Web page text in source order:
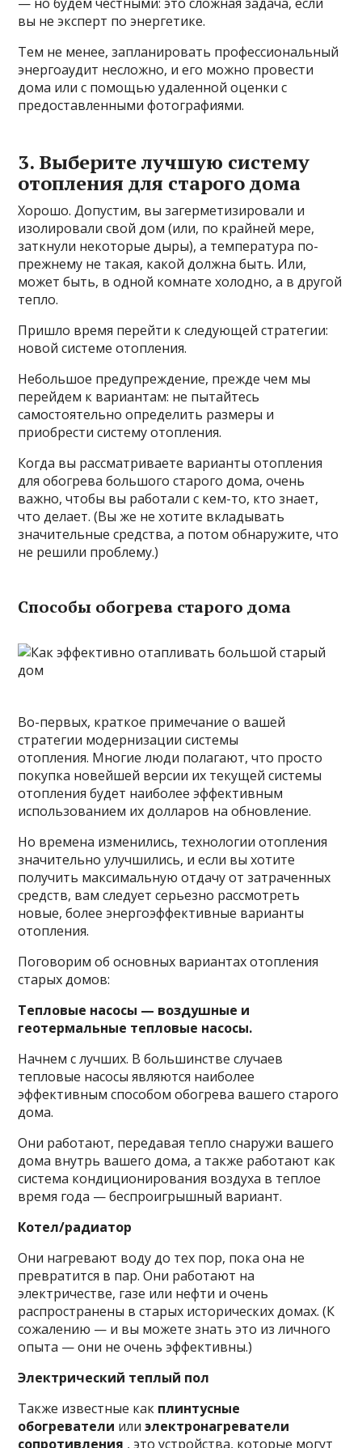
вы не эксперт по энергетике.
Тем не менее, запланировать профессиональный
энергоаудит несложно, и его можно провести
дома или с помощью удаленной оценки с
предоставленными фотографиями.
3. Выберите лучшую систему
отопления для старого дома
Хорошо. Допустим, вы загерметизировали и
изолировали свой дом (или, по крайней мере,
заткнули некоторые дыры), а температура по-
прежнему не такая, какой должна быть. Или,
может быть, в одной комнате холодно, а в другой
тепло.
Пришло время перейти к следующей стратегии:
новой системе отопления.
Небольшое предупреждение, прежде чем мы
перейдем к вариантам: не пытайтесь
самостоятельно определить размеры и
приобрести систему отопления.
Когда вы рассматриваете варианты отопления
для обогрева большого старого дома, очень
важно, чтобы вы работали с кем-то, кто знает,
что делает. (Вы же не хотите вкладывать
значительные средства, а потом обнаружите, что
не решили проблему.)
Способы обогрева старого дома
Во-первых, краткое примечание о вашей
стратегии модернизации системы
отопления. Многие люди полагают, что просто
покупка новейшей версии их текущей системы
отопления будет наиболее эффективным
использованием их долларов на обновление.
Но времена изменились, технологии отопления
значительно улучшились, и если вы хотите
получить максимальную отдачу от затраченных
средств, вам следует серьезно рассмотреть
новые, более энергоэффективные варианты
отопления.
Поговорим об основных вариантах отопления
старых домов:
Тепловые насосы — воздушные и
геотермальные тепловые насосы.
Начнем с лучших. В большинстве случаев
тепловые насосы являются наиболее
эффективным способом обогрева вашего старого
дома.
Они работают, передавая тепло снаружи вашего
дома внутрь вашего дома, а также работают как
система кондиционирования воздуха в теплое
время года — беспроигрышный вариант.
Котел/радиатор
Они нагревают воду до тех пор, пока она не
превратится в пар. Они работают на
электричестве, газе или нефти и очень
распространены в старых исторических домах. (К
сожалению — и вы можете знать это из личного
опыта — они не очень эффективны.)
Электрический теплый пол
Также известные как плинтусные
обогреватели илиэлектронагреватели
сопротивления , это устройства, которые могут